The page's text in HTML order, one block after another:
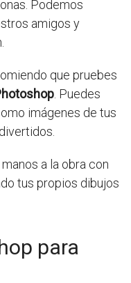
Podemos
amigos y
que pruebes
. Puedes
imágenes de tus
a la obra con
tus propios dibujos
para